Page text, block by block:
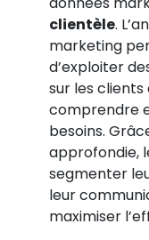
clientèle.
marketing
d’exploiter
sur les clients
comprendre
besoins.
approfondie,
segmenter
leur
maximiser